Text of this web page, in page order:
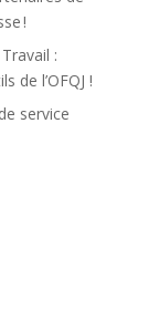
!
:
de l’OFQJ !
service